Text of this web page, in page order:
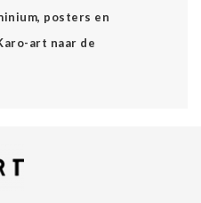
posters en
art naar de